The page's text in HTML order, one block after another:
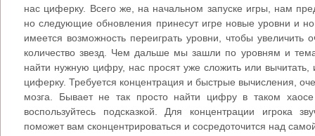
нас циферку. Всего же, на начальном запуске игры, нам
но следующие обновления принесут игре новые уровни и
имеется возможность переиграть уровни, чтобы увеличить
количество звезд. Чем дальше мы зашли по уровням и
найти нужную цифру, нас просят уже сложить или вычитать,
циферку. Требуется концентрация и быстрые вычисления,
мозга. Бывает не так просто найти цифру в таком
воспользуйтесь подсказкой. Для концентрации игрока
поможет вам сконцентрироваться и сосредоточится над